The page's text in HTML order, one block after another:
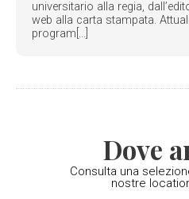
universitario alla regia,
web alla carta stampata.
program[...]
Dove
Consulta una
nostre